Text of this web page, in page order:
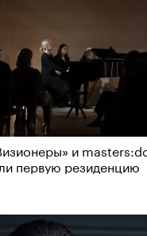
и
первую резиденцию